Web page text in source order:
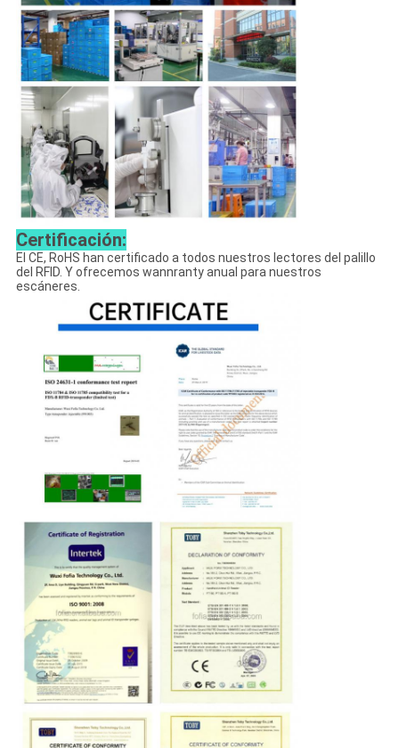
Certificación:
El CE, RoHS han certificado a todos nuestros lectores del palillo
del RFID. Y ofrecemos wannranty anual para nuestros
escáneres.